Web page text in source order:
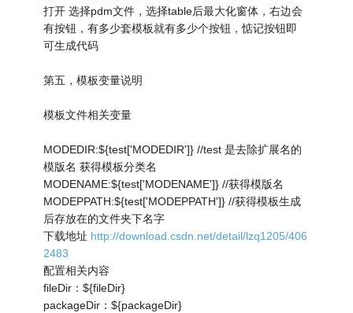
打开 选择pdm文件，选择table后最大化窗体，右边会
有按钮，有多少套模板就有多少个按钮，惦记按钮即
可生成代码
第五，模板变量说明
模板文件相关变量
MODEDIR:${test['MODEDIR']} //test 是去除扩展名的
模版名 获得模板分类名
MODENAME:${test['MODENAME']} //获得模版名
MODEPPATH:${test['MODEPPATH']} //获得模板生成
后存放在的文件夹下名字
下载地址 http://download.csdn.net/detail/lzq1205/406
2483
配置相关内容
fileDir：${fileDir}
packageDir：${packageDir}